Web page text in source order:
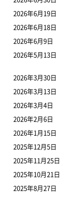
2026年6月19日
2026年6月18日
2026年6月9日
2026年5月13日
2026年3月30日
2026年3月13日
2026年3月4日
2026年2月6日
2026年1月15日
2025年12月5日
2025年11月25日
2025年10月21日
2025年8月27日